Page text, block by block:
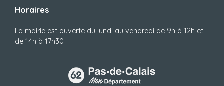
Horaires
La mairie est ouverte du lundi au vendredi de 9h à 12h et
de 14h à 17h30